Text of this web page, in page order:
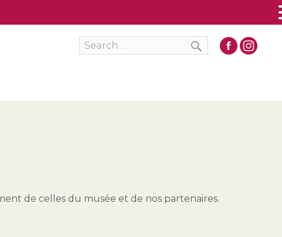
Search
SEARCH
de celles du musée et de nos partenaires.